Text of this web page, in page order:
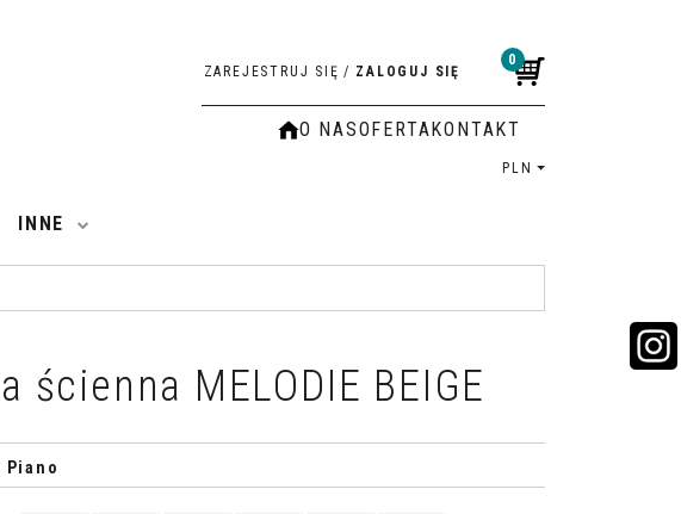
0
ZAREJESTRUJ SIĘ / ZALOGUJ SIĘ
O NASOFERTAKONTAKT
PLN
INNE
ścienna MELODIE BEIGE
Piano